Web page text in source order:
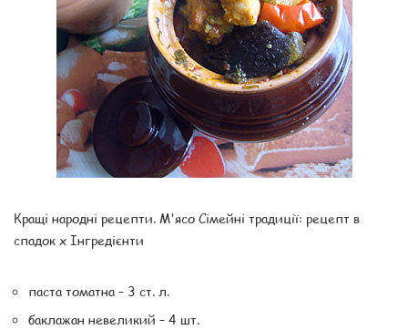
Кращі народні рецепти. М'ясо Сімейні традиції: рецепт в
спадок x Інгредієнти
паста томатна – 3 ст. л.
баклажан невеликий – 4 шт.